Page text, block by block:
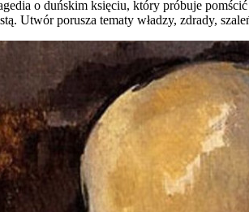
o duńskim księciu, który próbuje
Utwór porusza tematy władzy, zdrady,